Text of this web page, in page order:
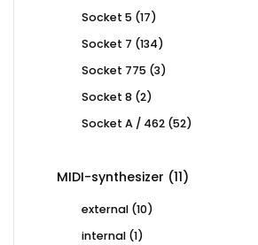
Socket 5 1717
Socket 7 134134
Socket 775 33
Socket 8 22
Socket A / 462 5252
MIDI-synthesizer 1111
external 1010
internal 11